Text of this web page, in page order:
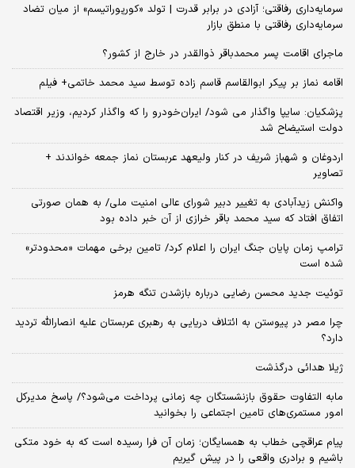
سرمایه‌داری رفاقتی؛ آزادی در برابر قدرت | تولد «کورپوراتیسم» از میان تضاد
سرمایه‌داری رفاقتی با منطق بازار
ماجرای اقامت پسر محمدباقر ذوالقدر در خارج از کشور؟
اقامه نماز بر پیکر ابوالقاسم قاسم زاده توسط سید محمد خاتمی+ فیلم
پزشکیان: سایپا واگذار می شود/ ایران‌خودرو را که واگذار کردیم، وزیر اقتصاد
دولت استیضاح شد
اردوغان و شهباز شریف در کنار ولیعهد عربستان نماز جمعه خواندند +
تصاویر
واکنش زیدآبادی به تغییر دبیر شورای عالی امنیت ملی/ به همان صورتی
اتفاق افتاد که سید محمد باقر خرازی از آن خبر داده بود
ترامپ زمان پایان جنگ ایران را اعلام کرد/ تامین برخی مهمات «محدودتر»
شده است
توئیت جدید محسن رضایی درباره بازشدن تنگه هرمز
چرا مصر در پیوستن به ائتلاف دریایی به رهبری عربستان علیه انصارالله تردید
دارد؟
ژیلا هدائی درگذشت
مابه التفاوت حقوق بازنشستگان چه زمانی پرداخت می‌شود؟/ پاسخ مدیرکل
امور مستمری‌های تامین اجتماعی را بخوانید
پیام عراقچی خطاب به همسایگان؛ زمان آن فرا رسیده است که به خود متکی
باشیم و برادری واقعی را در پیش گیریم